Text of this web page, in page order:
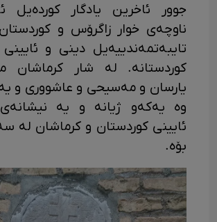
جوور ئاخرین یادگار کوردەیل
ناوچەی خوار زاگرۆس و
تایبەتمەندییەیل دینی و
کوردستانە. لە شار کرماشان
یارسان و مەسیحی و عاشووری و
وە یەکەو ژیانە و یە نیشانەی
ئایینی کوردستان و کرماشان لە
بۆە.